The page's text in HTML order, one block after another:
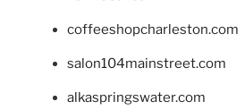
coffeeshopcharleston.com
salon104mainstreet.com
alkaspringswater.com